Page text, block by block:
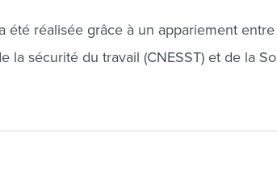
été réalisée grâce à un appariement
la sécurité du travail (CNESST) et de la